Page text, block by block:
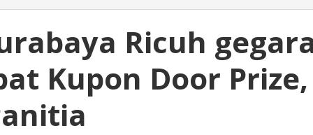
Ricuh
Kupon Door Prize,